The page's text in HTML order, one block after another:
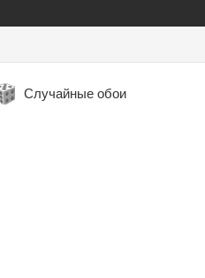
Случайные обои